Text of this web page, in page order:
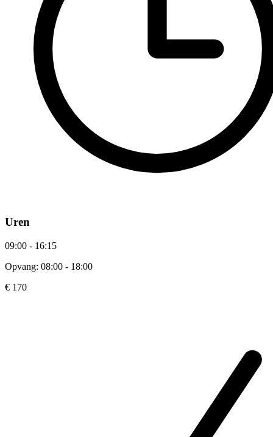
Uren
09:00 - 16:15
Opvang: 08:00 - 18:00
€ 170